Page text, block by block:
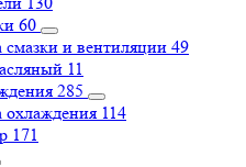
60
смазки и вентиляции 49
11
285
охлаждения 114
171